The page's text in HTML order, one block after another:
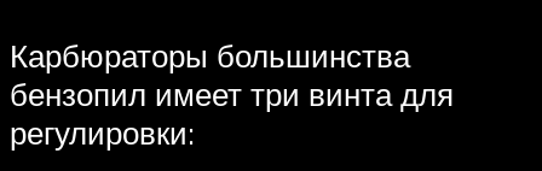
Карбюраторы большинства
бензопил имеет три винта для
регулировки: